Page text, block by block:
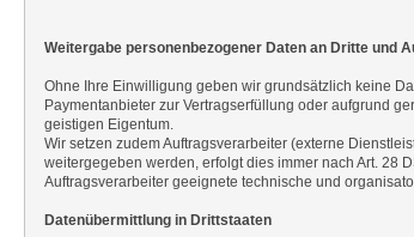
Weitergabe personenbezogener Daten an Dritte und
Ohne Ihre Einwilligung geben wir grundsätzlich keine
Paymentanbieter zur Vertragserfüllung oder aufgrund
geistigen Eigentum.
Wir setzen zudem Auftragsverarbeiter (externe
weitergegeben werden, erfolgt dies immer nach Art. 28
Auftragsverarbeiter geeignete technische und
Datenübermittlung in Drittstaaten